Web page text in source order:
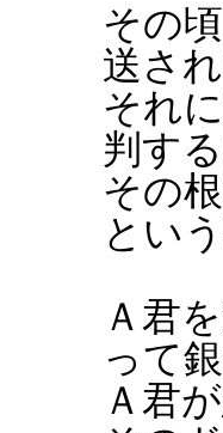
その
送さ
それ
判す
その
とい
Ａ君
って
Ａ君